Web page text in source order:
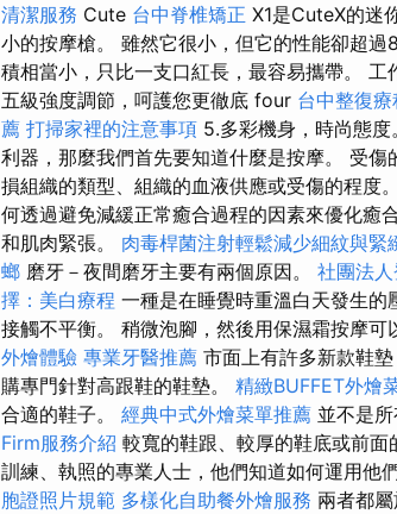
清潔服務 Cute 台中脊椎矯正 X1是CuteX的迷
小的按摩槍。 雖然它很小，但它的性能卻超
積相當小，只比一支口紅長，最容易攜帶。 工
五級強度調節，呵護您更徹底 four 台中整復療
薦 打掃家裡的注意事項 5.多彩機身，時尚態度
利器，那麼我們首先要知道什麼是按摩。 受
損組織的類型、組織的血液供應或受傷的程度。
何透過避免減緩正常癒合過程的因素來優化癒
和肌肉緊張。 肉毒桿菌注射輕鬆減少細紋與緊
螂 磨牙－夜間磨牙主要有兩個原因。 社團法
擇：美白療程 一種是在睡覺時重溫白天發生
接觸不平衡。 稍微泡腳，然後用保濕霜按摩可
外燴體驗 專業牙醫推薦 市面上有許多新款鞋
購專門針對高跟鞋的鞋墊。 精緻BUFFET外燴
合適的鞋子。 經典中式外燴菜單推薦 並不是
Firm服務介紹 較寬的鞋跟、較厚的鞋底或前
訓練、執照的專業人士，他們知道如何運用他
胞證照片規範 多樣化自助餐外燴服務 兩者都